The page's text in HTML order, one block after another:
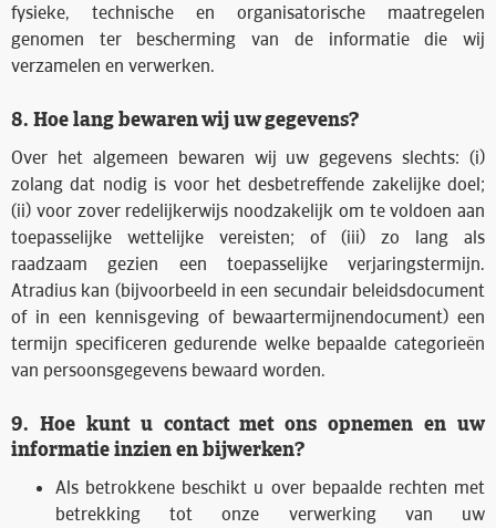
fysieke, technische en organisatorische maatregelen
genomen ter bescherming van de informatie die wij
verzamelen en verwerken.
8. Hoe lang bewaren wij uw gegevens?
Over het algemeen bewaren wij uw gegevens slechts: (i)
zolang dat nodig is voor het desbetreffende zakelijke doel;
(ii) voor zover redelijkerwijs noodzakelijk om te voldoen aan
toepasselijke wettelijke vereisten; of (iii) zo lang als
raadzaam gezien een toepasselijke verjaringstermijn.
Atradius kan (bijvoorbeeld in een secundair beleidsdocument
of in een kennisgeving of bewaartermijnendocument) een
termijn specificeren gedurende welke bepaalde categorieën
van persoonsgegevens bewaard worden.
9. Hoe kunt u contact met ons opnemen en uw
informatie inzien en bijwerken?
Als betrokkene beschikt u over bepaalde rechten met
betrekking tot onze verwerking van uw